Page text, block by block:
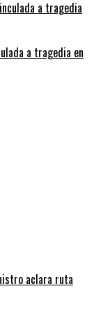
a tragedia en
aclara ruta